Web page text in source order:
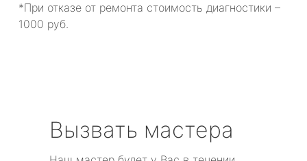
*При отказе от ремонта стоимость диагностики –
1000 руб.
Вызвать мастера